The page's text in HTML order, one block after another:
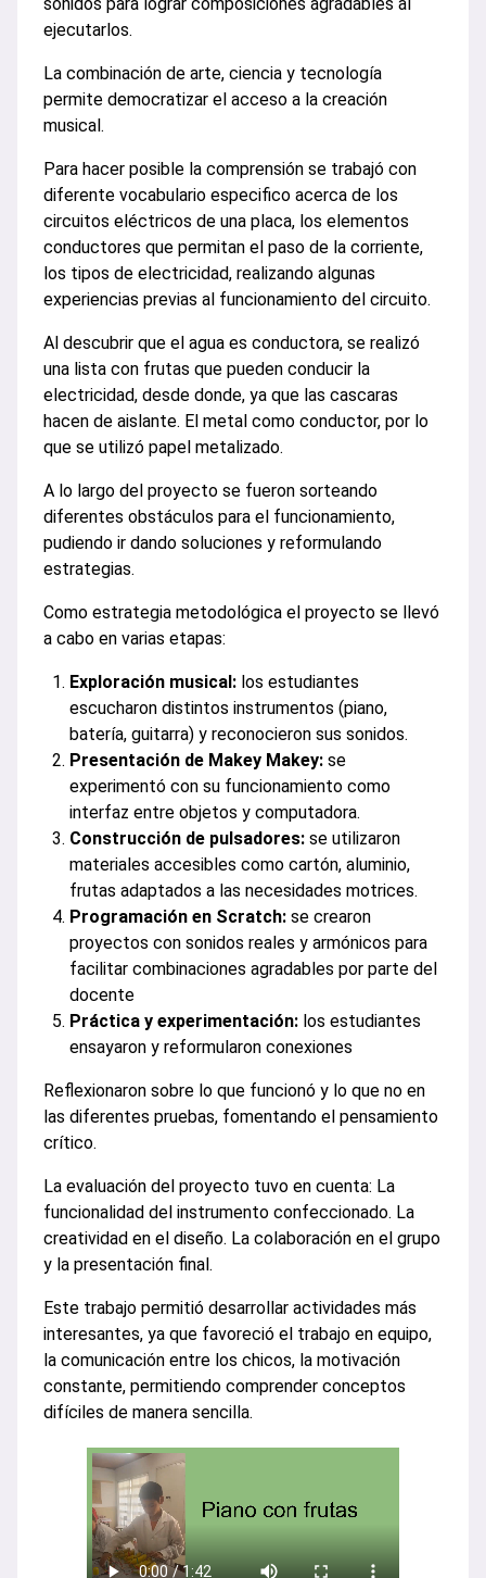
ejecutarlos.
La combinación de arte, ciencia y tecnología
permite democratizar el acceso a la creación
musical.
Para hacer posible la comprensión se trabajó con
diferente vocabulario especifico acerca de los
circuitos eléctricos de una placa, los elementos
conductores que permitan el paso de la corriente,
los tipos de electricidad, realizando algunas
experiencias previas al funcionamiento del circuito.
Al descubrir que el agua es conductora, se realizó
una lista con frutas que pueden conducir la
electricidad, desde donde, ya que las cascaras
hacen de aislante. El metal como conductor, por lo
que se utilizó papel metalizado.
A lo largo del proyecto se fueron sorteando
diferentes obstáculos para el funcionamiento,
pudiendo ir dando soluciones y reformulando
estrategias.
Como estrategia metodológica el proyecto se llevó
a cabo en varias etapas:
Exploración musical: los estudiantes
escucharon distintos instrumentos (piano,
batería, guitarra) y reconocieron sus sonidos.
Presentación de Makey Makey: se
experimentó con su funcionamiento como
interfaz entre objetos y computadora.
Construcción de pulsadores: se utilizaron
materiales accesibles como cartón, aluminio,
frutas adaptados a las necesidades motrices.
Programación en Scratch: se crearon
proyectos con sonidos reales y armónicos para
facilitar combinaciones agradables por parte del
docente
Práctica y experimentación: los estudiantes
ensayaron y reformularon conexiones
Reflexionaron sobre lo que funcionó y lo que no en
las diferentes pruebas, fomentando el pensamiento
crítico.
La evaluación del proyecto tuvo en cuenta: La
funcionalidad del instrumento confeccionado. La
creatividad en el diseño. La colaboración en el grupo
y la presentación final.
Este trabajo permitió desarrollar actividades más
interesantes, ya que favoreció el trabajo en equipo,
la comunicación entre los chicos, la motivación
constante, permitiendo comprender conceptos
difíciles de manera sencilla.